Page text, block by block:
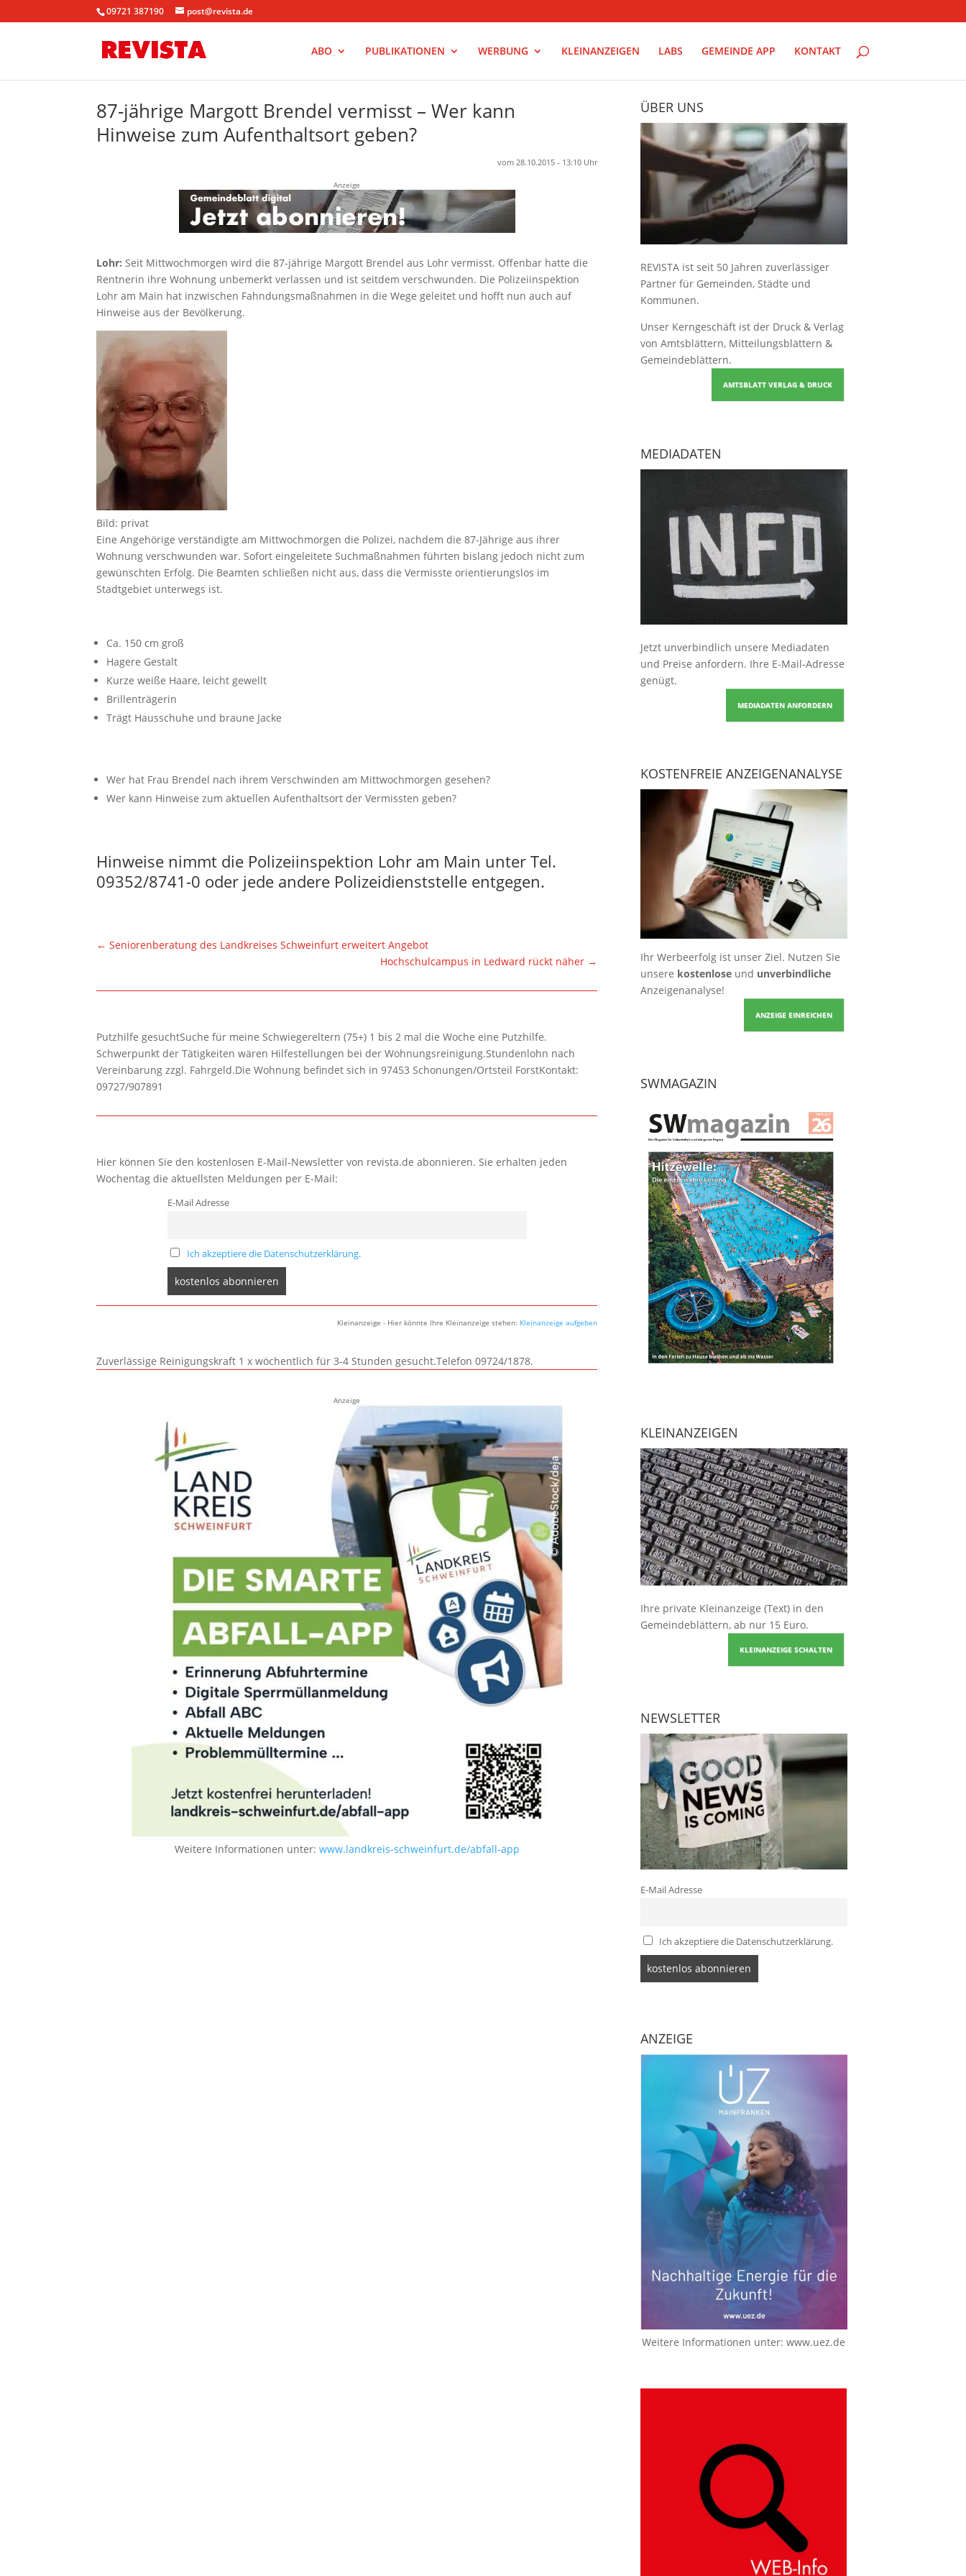
09721 387190 post@revista.de
ABO PUBLIKATIONEN WERBUNG KLEINANZEIGEN LABS GEMEINDE APP KONTAKT
87-jährige Margott Brendel vermisst – Wer kann
Hinweise zum Aufenthaltsort geben?
vom 28.10.2015 - 13:10 Uhr
Anzeige
Lohr:Seit Mittwochmorgen wird die 87-jährige Margott Brendel aus Lohr vermisst. Offenbar hatte die
Rentnerin ihre Wohnung unbemerkt verlassen und ist seitdem verschwunden. Die Polizeiinspektion
Lohr am Main hat inzwischen Fahndungsmaßnahmen in die Wege geleitet und hofft nun auch auf
Hinweise aus der Bevölkerung.
Bild: privat
Eine Angehörige verständigte am Mittwochmorgen die Polizei, nachdem die 87-Jährige aus ihrer
Wohnung verschwunden war. Sofort eingeleitete Suchmaßnahmen führten bislang jedoch nicht zum
gewünschten Erfolg. Die Beamten schließen nicht aus, dass die Vermisste orientierungslos im
Stadtgebiet unterwegs ist.
Ca. 150 cm groß
Hagere Gestalt
Kurze weiße Haare, leicht gewellt
Brillenträgerin
Trägt Hausschuhe und braune Jacke
Wer hat Frau Brendel nach ihrem Verschwinden am Mittwochmorgen gesehen?
Wer kann Hinweise zum aktuellen Aufenthaltsort der Vermissten geben?
Hinweise nimmt die Polizeiinspektion Lohr am Main unter Tel.
09352/8741-0 oder jede andere Polizeidienststelle entgegen.
←Seniorenberatung des Landkreises Schweinfurt erweitert Angebot
Hochschulcampus in Ledward rückt näher →
Putzhilfe gesuchtSuche für meine Schwiegereltern (75+) 1 bis 2 mal die Woche eine Putzhilfe.
Schwerpunkt der Tätigkeiten wären Hilfestellungen bei der Wohnungsreinigung.Stundenlohn nach
Vereinbarung zzgl. Fahrgeld.Die Wohnung befindet sich in 97453 Schonungen/Ortsteil ForstKontakt:
09727/907891
Hier können Sie den kostenlosen E-Mail-Newsletter von revista.de abonnieren. Sie erhalten jeden
Wochentag die aktuellsten Meldungen per E-Mail:
E-Mail Adresse
Ich akzeptiere die Datenschutzerklärung.
Kleinanzeige - Hier könnte Ihre Kleinanzeige stehen: Kleinanzeige aufgeben
Zuverlässige Reinigungskraft 1 x wöchentlich für 3-4 Stunden gesucht.Telefon 09724/1878.
Anzeige
Weitere Informationen unter: www.landkreis-schweinfurt.de/abfall-app
ÜBER UNS
REVISTA ist seit 50 Jahren zuverlässiger
Partner für Gemeinden, Städte und
Kommunen.
Unser Kerngeschäft ist der Druck & Verlag
von Amtsblättern, Mitteilungsblättern &
Gemeindeblättern.
AMTSBLATT VERLAG & DRUCK
MEDIADATEN
Jetzt unverbindlich unsere Mediadaten
und Preise anfordern. Ihre E-Mail-Adresse
genügt.
MEDIADATEN ANFORDERN
KOSTENFREIE ANZEIGENANALYSE
Ihr Werbeerfolg ist unser Ziel. Nutzen Sie
unsere kostenloseund unverbindliche
Anzeigenanalyse!
ANZEIGE EINREICHEN
SWMAGAZIN
KLEINANZEIGEN
Ihre private Kleinanzeige (Text) in den
Gemeindeblättern, ab nur 15 Euro.
KLEINANZEIGE SCHALTEN
NEWSLETTER
E-Mail Adresse
Ich akzeptiere die Datenschutzerklärung.
ANZEIGE
Weitere Informationen unter:www.uez.de